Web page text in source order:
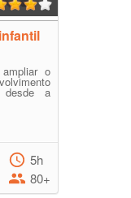
o
desde a
5h
80+